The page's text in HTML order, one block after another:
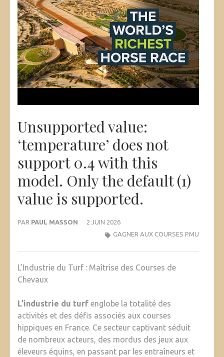
Unsupported value:
‘temperature’ does not
support 0.4 with this
model. Only the default (1)
value is supported.
PAR PAUL MASSON
2 JUIN 2026
GAGNER AUX COURSES PMU
L’Industrie du Turf : Maîtrise des Courses de
Chevaux
L’industrie du turf englobe la totalité des
activités et des défis associés aux courses
hippiques en France. Ce secteur captivant séduit
de nombreux acteurs, des mordus des jeux aux
éleveurs équins, en passant par les entraîneurs et